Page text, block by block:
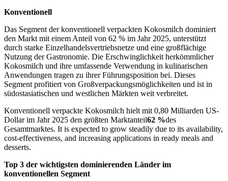
Konventionell
Das Segment der konventionell verpackten Kokosmilch dominiert
den Markt mit einem Anteil von 62 % im Jahr 2025, unterstützt
durch starke Einzelhandelsvertriebsnetze und eine großflächige
Nutzung der Gastronomie. Die Erschwinglichkeit herkömmlicher
Kokosmilch und ihre umfassende Verwendung in kulinarischen
Anwendungen tragen zu ihrer Führungsposition bei. Dieses
Segment profitiert von Großverpackungsmöglichkeiten und ist in
südostasiatischen und westlichen Märkten weit verbreitet.
Konventionell verpackte Kokosmilch hielt mit 0,80 Milliarden US-
Dollar im Jahr 2025 den größten Marktanteil62 %des
Gesamtmarktes. It is expected to grow steadily due to its availability,
cost-effectiveness, and increasing applications in ready meals and
desserts.
Top 3 der wichtigsten dominierenden Länder im
konventionellen Segment